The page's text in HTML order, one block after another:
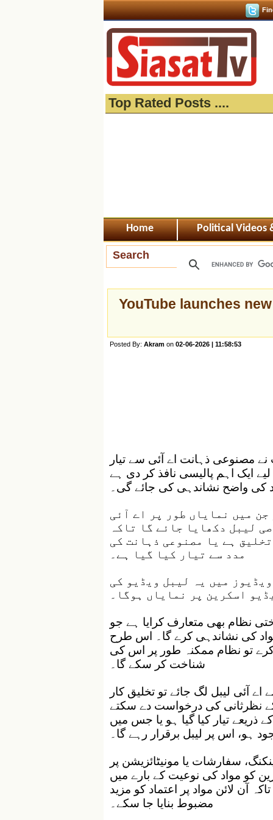
Top Rated Posts ....
Home Political Videos
Search
YouTube launches
Posted By: Akramon 02-06-2026 | 11:58:53
مصنوعی ذہانت اے آئی سے تیار
ایک اہم پالیسی نافذ کر دی ہے
واضح نشاندہی کی جائے گی۔
میں نمایاں طور پر اے آئی
لیبل دکھایا جائے گا تاکہ
ہے یا مصنوعی ذہانت کی
مدد سے تیار کیا گیا ہے۔
میں یہ لیبل ویڈیو کی
اسکرین پر نمایاں ہوگا۔
نظام بھی متعارف کرایا ہے جو
مواد کی نشاندہی کرے گا۔ اس طرح
کرے تو نظام ممکنہ طور پر اس کی
شناخت کر سکے گا۔
آئی لیبل لگ جائے تو تخلیق کار
کے نظرثانی کی درخواست دے سکتے
ذریعے تیار کیا گیا ہو یا جس میں
ہو، اس پر لیبل برقرار رہے گا۔
سفارشات یا مونیٹائزیشن پر
کو مواد کی نوعیت کے بارے میں
آن لائن مواد پر اعتماد کو مزید
مضبوط بنایا جا سکے۔